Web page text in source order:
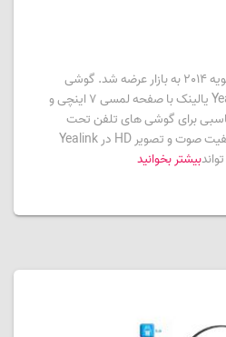
آی پی فون T48G در اوایل ژانویه 2014 به بازار عرضه شد. گوشی
تلفن Yealink T48G IP Phone یالینک با صفحه لمسی 7 اینچی و
برای گوشی های تلفن تحت
شبکه مدیریتی خواهد بود. کیفیت صوت و تصویر HD در Yealink
بیشتر بخوانید